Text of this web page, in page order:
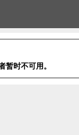
时不可用。